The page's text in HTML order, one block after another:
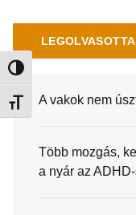
Nagy kontraszt váltása
Betűméret váltása
A vakok nem
Több mozgás,
a nyár az